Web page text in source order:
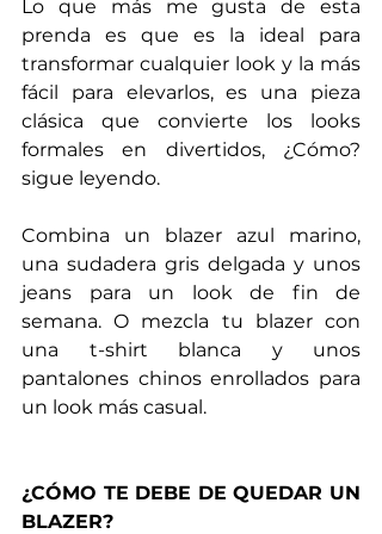
Lo que más me gusta de esta
prenda es que es la ideal para
transformar cualquier look y la más
fácil para elevarlos, es una pieza
clásica que convierte los looks
formales en divertidos, ¿Cómo?
sigue leyendo.
Combina un blazer azul marino,
una sudadera gris delgada y unos
jeans para un look de fin de
semana. O mezcla tu blazer con
una t-shirt blanca y unos
pantalones chinos enrollados para
un look más casual.
¿CÓMO TE DEBE DE QUEDAR UN
BLAZER?